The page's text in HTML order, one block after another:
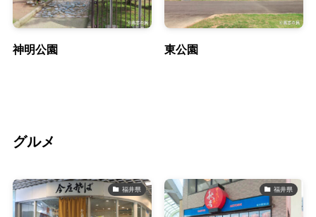
神明公園 東公園
グルメ
福井県 福井県